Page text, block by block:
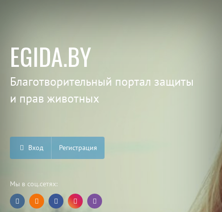
EGIDA.BY
Благотворительный портал защиты
и прав животных
Вход Регистрация
Мы в соц.сетях: